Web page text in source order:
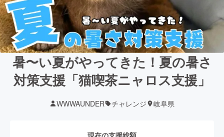
暑〜い夏がやってきた！夏の暑さ
対策支援「猫喫茶ニャロス支援」
WWWAUNDER チャレンジ 岐阜県
現在の支援総額